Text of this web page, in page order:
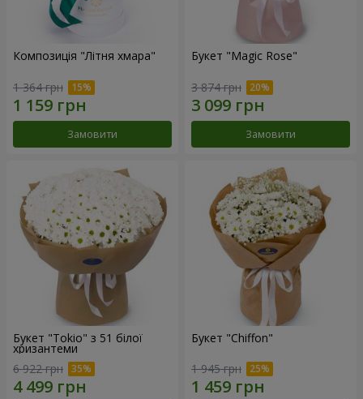
Композиція "Літня хмара"
1 364 грн
Замовити
Букет "Magic Rose"
3 874 грн
Замовити
Букет "Tokio" з 51 білої
хризантеми
6 922 грн
Букет "Chiffon"
1 945 грн